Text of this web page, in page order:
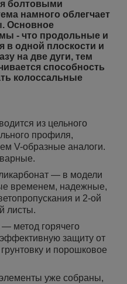
болтовыми
намного облегчает
Основное
- что продольные и
в одной плоскости и
на две дуги, тем
способность
колоссальные
из цельного
профиля,
V-образные аналоги.
— в модели
временем, надежные,
и 2-ой
листы.
метод горячего
защиту от
и порошковое
уже собраны,